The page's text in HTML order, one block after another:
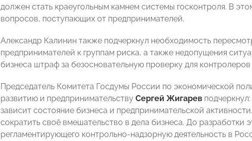
должен стать краеугольным камнем системы госконтроля. В
вопросов, поступающих от предпринимателей.
Александр Калинин также подчеркнул необходимость
предпринимателей к группам риска, а также недопущения
бизнеса штраф за безосновательную проверку для
Председатель Комитета Госдумы России по экономической
развитию и предпринимательству Сергей Жигарев
зависит состояние бизнеса и предпринимательской
сократить своё вмешательство в дела бизнеса. До разработки
регламентирующего контрольно-надзорную деятельность в